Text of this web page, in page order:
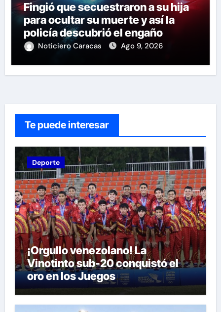
Fingió que secuestraron a su hija
para ocultar su muerte y así la
policía descubrió el engaño
Noticiero Caracas Ago 9, 2026
Te puede interesar
Deporte
¡Orgullo venezolano! La
Vinotinto sub-20 conquistó el
oro en los Juegos
Centroamericanos y del Caribe
tras unos dramáticos penales